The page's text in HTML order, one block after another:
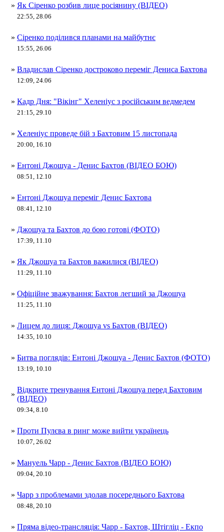
» Як Сіренко розбив лице росіянину (ВІДЕО)
22:55, 28.06
» Сіренко поділився планами на майбутнє
15:55, 26.06
» Владислав Сіренко достроково переміг Дениса Бахтова
12:09, 24.06
» Кадр Дня: "Вікінг" Хеленіус з російським ведмедем
21:15, 29.10
» Хеленіус проведе бій з Бахтовим 15 листопада
20:00, 16.10
» Ентоні Джошуа - Денис Бахтов (ВІДЕО БОЮ)
08:51, 12.10
» Ентоні Джошуа переміг Денис Бахтова
08:41, 12.10
» Джошуа та Бахтов до бою готові (ФОТО)
17:39, 11.10
» Як Джошуа та Бахтов важилися (ВІДЕО)
11:29, 11.10
» Офіційне зважування: Бахтов легший за Джошуа
11:25, 11.10
» Лицем до лиця: Джошуа vs Бахтов (ВІДЕО)
14:35, 10.10
» Битва поглядів: Ентоні Джошуа - Денис Бахтов (ФОТО)
13:19, 10.10
»
Відкрите тренування Ентоні Джошуа перед Бахтовим
(ВІДЕО)
09:34, 8.10
» Проти Пулєва в ринг може вийти українець
10:07, 26.02
» Мануель Чарр - Денис Бахтов (ВІДЕО БОЮ)
09:04, 20.10
» Чарр з проблемами здолав посереднього Бахтова
08:48, 20.10
» Пряма відео-трансляція: Чарр - Бахтов, Штігліц - Екпо